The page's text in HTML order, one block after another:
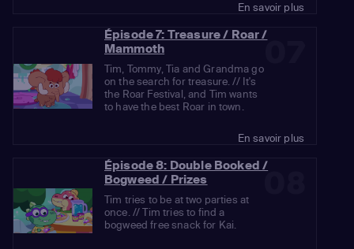
En savoir plus
07
Épisode 7: Treasure / Roar /
Mammoth
Tim, Tommy, Tia and Grandma go
on the search for treasure. // It's
the Roar Festival, and Tim wants
to have the best Roar in town.
En savoir plus
08
Épisode 8: Double Booked /
Bogweed / Prizes
Tim tries to be at two parties at
once. // Tim tries to find a
bogweed free snack for Kai.